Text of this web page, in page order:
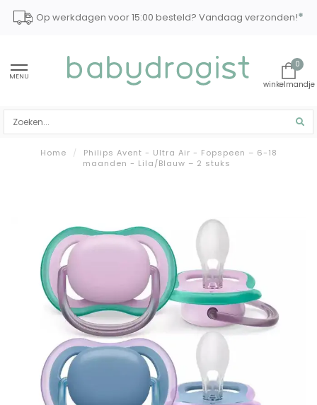
Op werkdagen voor 15:00 besteld? Vandaag verzonden!*
MENU
0
Home /
Philips Avent - Ultra Air - Fopspeen – 6-18
maanden - Lila/Blauw – 2 stuks